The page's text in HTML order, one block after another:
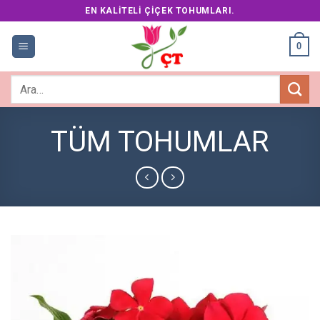
to
content
EN KALITELI ÇIÇEK TOHUMLARI.
0
TÜM TOHUMLAR